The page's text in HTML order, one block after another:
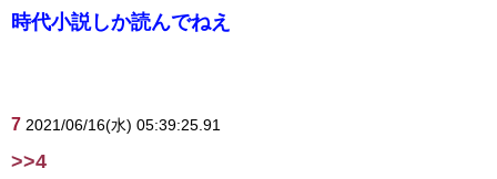
時代小説しか読んでねえ
7 2021/06/16(水) 05:39:25.91
>>4